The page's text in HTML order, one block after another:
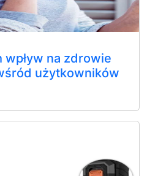
wpływ na zdrowie
użytkowników